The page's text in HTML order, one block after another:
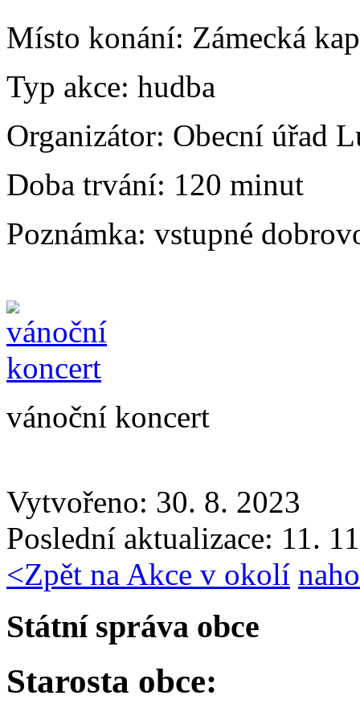
Místo konání: Zámecká
Typ akce: hudba
Organizátor: Obecní úřad
Doba trvání: 120 minut
Poznámka: vstupné
vánoční koncert
Vytvořeno: 30. 8. 2023
Poslední aktualizace: 11.
<Zpět na Akce v okolí
Státní správa obce
Starosta obce: